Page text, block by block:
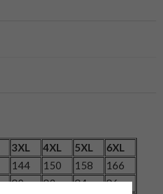
3XL 4XL 5XL
6XL
144 150 158
166
80 82 84
86